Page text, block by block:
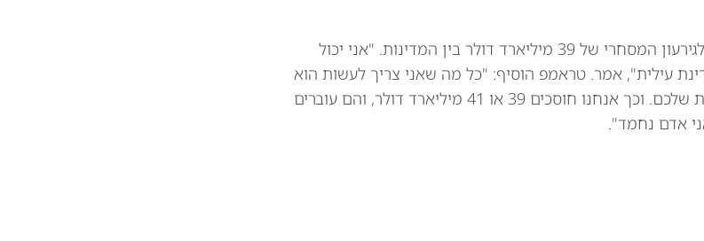
נשיא ארה"ב דונלד טראמפ איים באופן מרומז על שוויץ בהקשר לגירעון המסחרי של 39 מיליארד דולר בין המדינות. "אני יכול
עילית", אמר. טראמפ הוסיף: "כל מה שאני צריך לעשות הוא
לומר: אני לא רוצה את השעונים שלכם. אני לא רוצה את הסחורות שלכם. וכך אנחנו חוסכים 39 או 41 מיליארד דולר, והם עוברים
אדם נחמד".